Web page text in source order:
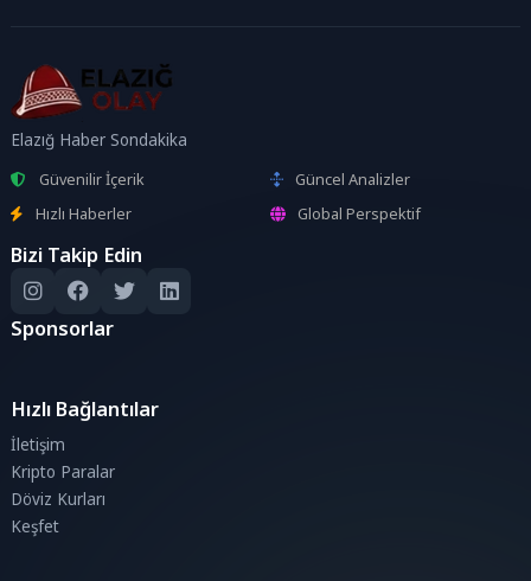
Elazığ Haber Sondakika
Güvenilir İçerik
Güncel Analizler
Hızlı Haberler
Global Perspektif
Bizi Takip Edin
Sponsorlar
Hızlı Bağlantılar
İletişim
Kripto Paralar
Döviz Kurları
Keşfet